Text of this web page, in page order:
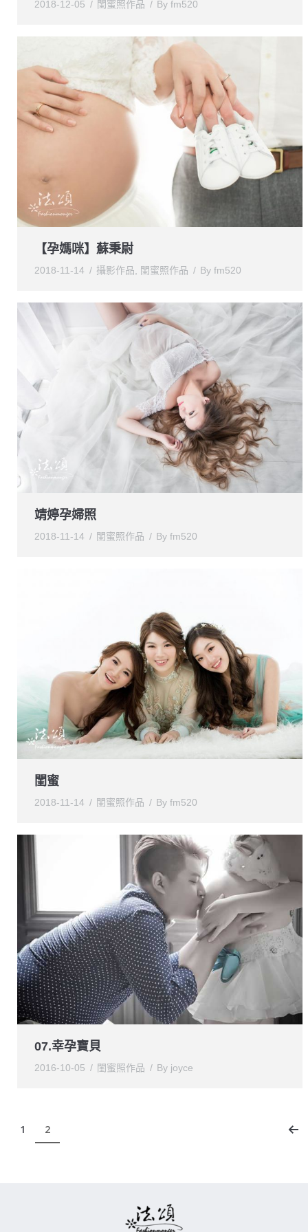
2018-12-05 閨蜜照作品 By fm520
【孕媽咪】蘇秉尉
2018-11-14 攝影作品, 閨蜜照作品 By fm520
靖婷孕婦照
2018-11-14 閨蜜照作品 By fm520
閨蜜
2018-11-14 閨蜜照作品 By fm520
07.幸孕寶貝
2016-10-05 閨蜜照作品 By joyce
1 2